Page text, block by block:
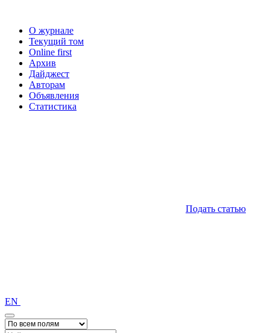
О журнале
Текущий том
Online first
Архив
Дайджест
Авторам
Объявления
Статистика
Подать статью
EN